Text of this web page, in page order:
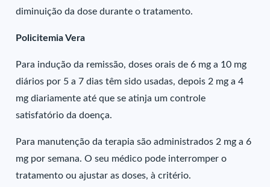
diminuição da dose durante o tratamento.
Policitemia Vera
Para indução da remissão, doses orais de 6 mg a 10 mg
diários por 5 a 7 dias têm sido usadas, depois 2 mg a 4
mg diariamente até que se atinja um controle
satisfatório da doença.
Para manutenção da terapia são administrados 2 mg a 6
mg por semana. O seu médico pode interromper o
tratamento ou ajustar as doses, à critério.